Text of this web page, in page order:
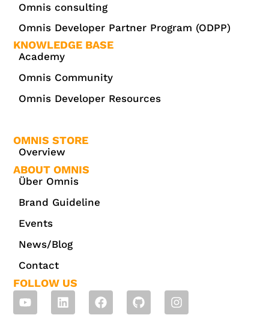
Omnis consulting
Omnis Developer Partner Program (ODPP)
KNOWLEDGE BASE
Academy
Omnis Community
Omnis Developer Resources
OMNIS STORE
Overview
ABOUT OMNIS
Über Omnis
Brand Guideline
Events
News/Blog
Contact
FOLLOW US